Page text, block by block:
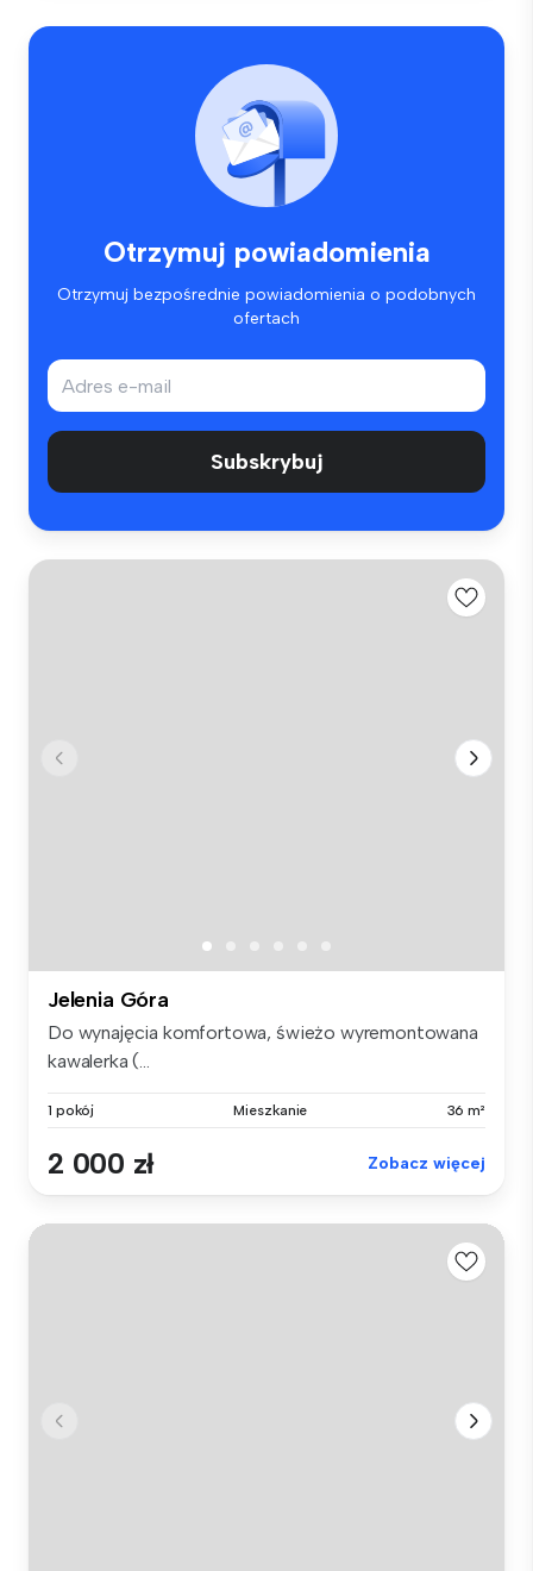
Otrzymuj powiadomienia
Otrzymuj bezpośrednie powiadomienia o podobnych
ofertach
Subskrybuj
Jelenia Góra
Do wynajęcia komfortowa, świeżo wyremontowana
kawalerka (...
1 pokój Mieszkanie 36 m²
2 000 zł Zobacz więcej